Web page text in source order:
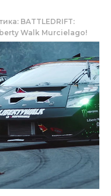
BATTLEDRIFT:
Walk Murcielago!